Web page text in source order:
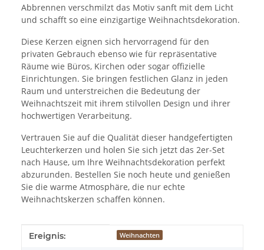
Abbrennen verschmilzt das Motiv sanft mit dem Licht
und schafft so eine einzigartige Weihnachtsdekoration.
Diese Kerzen eignen sich hervorragend für den
privaten Gebrauch ebenso wie für repräsentative
Räume wie Büros, Kirchen oder sogar offizielle
Einrichtungen. Sie bringen festlichen Glanz in jeden
Raum und unterstreichen die Bedeutung der
Weihnachtszeit mit ihrem stilvollen Design und ihrer
hochwertigen Verarbeitung.
Vertrauen Sie auf die Qualität dieser handgefertigten
Leuchterkerzen und holen Sie sich jetzt das 2er-Set
nach Hause, um Ihre Weihnachtsdekoration perfekt
abzurunden. Bestellen Sie noch heute und genießen
Sie die warme Atmosphäre, die nur echte
Weihnachtskerzen schaffen können.
Produkteigenschaft
Wert
Ereignis: Weihnachten